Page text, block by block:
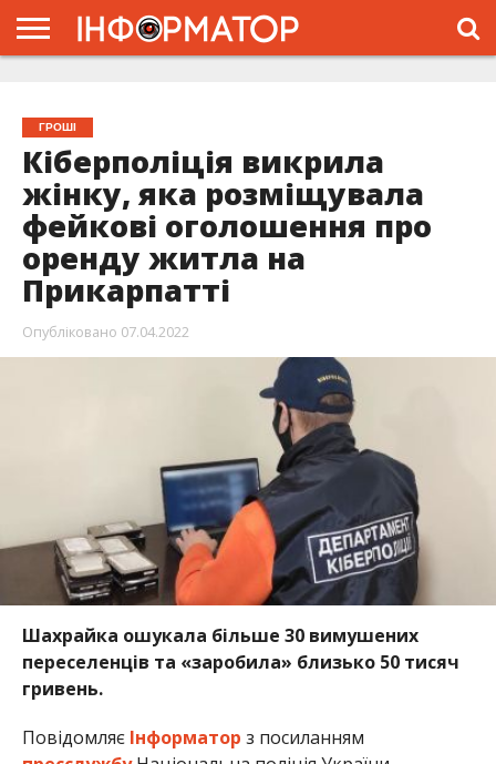
ГРОШІ
Кіберполіція викрила
жінку, яка розміщувала
фейкові оголошення про
оренду житла на
Прикарпатті
Опубліковано 07.04.2022
Шахрайка ошукала більше 30 вимушених
переселенців та «заробила» близько 50 тисяч
гривень.
Повідомляє Інформатор з посиланням